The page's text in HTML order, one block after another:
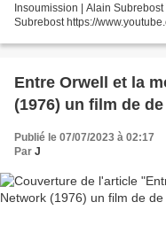
Insoumission | Alain
Subrebost https://
Entre Orwell et la
(1976) un film de
Publié le 07/07/2023 à 02:17
Par J